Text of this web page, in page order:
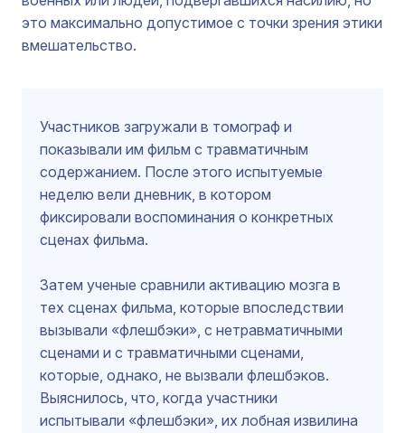
это максимально допустимое с точки зрения этики
вмешательство.
Участников загружали в томограф и
показывали им фильм с травматичным
содержанием. После этого испытуемые
неделю вели дневник, в котором
фиксировали воспоминания о конкретных
сценах фильма.
Затем ученые сравнили активацию мозга в
тех сценах фильма, которые впоследствии
вызывали «флешбэки», с нетравматичными
сценами и с травматичными сценами,
которые, однако, не вызвали флешбэков.
Выяснилось, что, когда участники
испытывали «флешбэки», их лобная извилина